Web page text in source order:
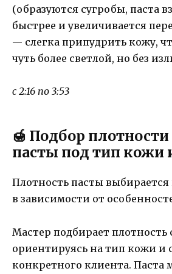
(образуются сугробы, паста
быстрее и увеличивается
— слегка припудрить кожу,
чуть более светлой, но без
с 2:16 по 3:53
🍯 Подбор
пасты под тип кожи
Плотность пасты
в зависимости от
Мастер подбирает плотность
ориентируясь на тип кожи и
конкретного клиента. Паста